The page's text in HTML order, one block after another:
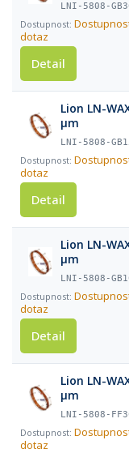
LNI-5808-
dotaz
Detail
Lion LN-
µm
LNI-5808-
dotaz
Detail
Lion LN-
µm
LNI-5808-
dotaz
Detail
Lion LN-
µm
LNI-5808-
dotaz